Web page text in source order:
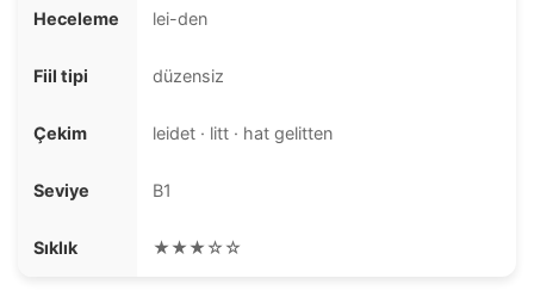
Heceleme lei-den
Fiil tipi düzensiz
Çekim leidet · litt · hat gelitten
Seviye B1
Sıklık ★★★☆☆